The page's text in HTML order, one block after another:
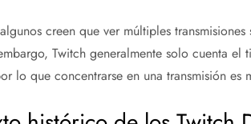
creen que ver múltiples
Twitch generalmente solo cuenta
lo que concentrarse en una transmisión es